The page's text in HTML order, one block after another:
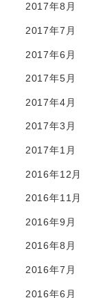
2017年8月
2017年7月
2017年6月
2017年5月
2017年4月
2017年3月
2017年1月
2016年12月
2016年11月
2016年9月
2016年8月
2016年7月
2016年6月